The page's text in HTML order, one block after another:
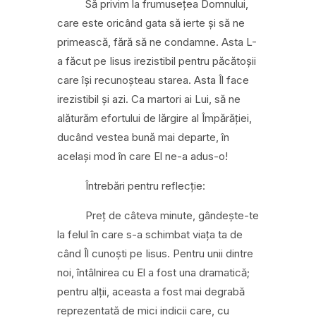
Să privim la frumusețea Domnului,
care este oricând gata să ierte și să ne
primească, fără să ne condamne. Asta L-
a făcut pe Iisus irezistibil pentru păcătoșii
care își recunoșteau starea. Asta Îl face
irezistibil și azi. Ca martori ai Lui, să ne
alăturăm efortului de lărgire al Împărăției,
ducând vestea bună mai departe, în
același mod în care El ne-a adus-o!
Întrebări pentru reflecție:
Preț de câteva minute, gândește-te
la felul în care s-a schimbat viața ta de
când Îl cunoști pe Iisus. Pentru unii dintre
noi , întâlnirea cu El a fost una dramatică;
pentru alții, aceasta a fost mai degrabă
reprezentată de mici indicii care, cu